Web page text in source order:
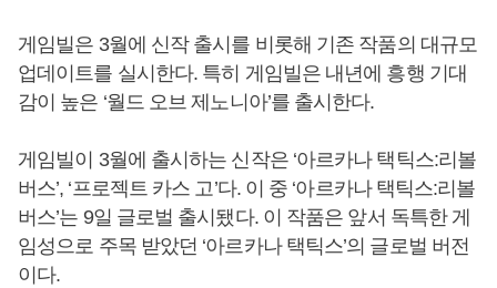
게임빌은 3월에 신작 출시를 비롯해 기존 작품의 대규모
업데이트를 실시한다. 특히 게임빌은 내년에 흥행 기대
감이 높은 ‘월드 오브 제노니아’를 출시한다.
게임빌이 3월에 출시하는 신작은 ‘아르카나 택틱스:리볼
버스’, ‘프로젝트 카스 고’다. 이 중 ‘아르카나 택틱스:리볼
버스’는 9일 글로벌 출시됐다. 이 작품은 앞서 독특한 게
임성으로 주목 받았던 ‘아르카나 택틱스’의 글로벌 버전
이다.